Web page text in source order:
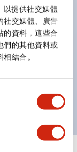
以提供社交媒體
社交媒體、廣告
的資料，這些合
們的其他資料或
結合。
燈泡）。以往
顆燈泡呈現多種
識正方平頭形指